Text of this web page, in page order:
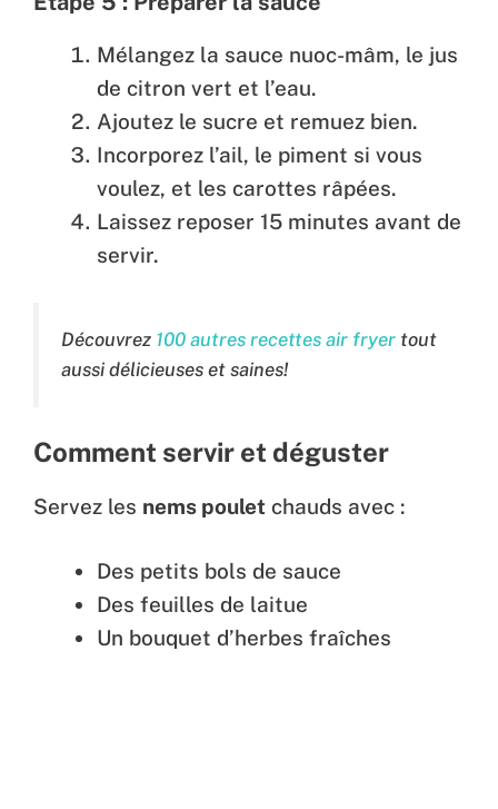
Mélangez la sauce nuoc-mâm, le jus
de citron vert et l’eau.
Ajoutez le sucre et remuez bien.
Incorporez l’ail, le piment si vous
voulez, et les carottes râpées.
Laissez reposer 15 minutes avant de
servir.
Découvrez 100 autres recettes air fryer tout
aussi délicieuses et saines!
Comment servir et déguster
Servez les nems poulet chauds avec :
Des petits bols de sauce
Des feuilles de laitue
Un bouquet d’herbes fraîches